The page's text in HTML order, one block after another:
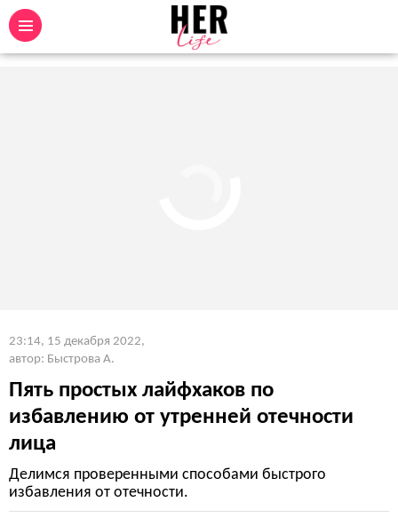
23:14, 15 декабря 2022,
автор: Быстрова А.
Пять простых лайфхаков по
избавлению от утренней отечности
лица
Делимся проверенными способами быстрого
избавления от отечности.